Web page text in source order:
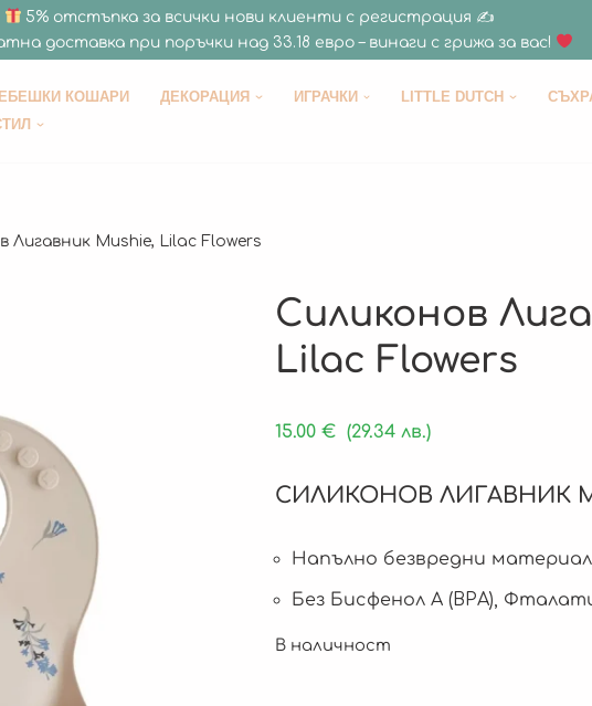
5% отстъпка за всички нови клиенти с регистрация ✍
доставка при поръчки над 33.18 евро – винаги с грижа за вас!
КОШАРИ ДЕКОРАЦИЯ ИГРАЧКИ LITTLE DUTCH
Лигавник Mushie, Lilac Flowers
Силиконов
Lilac Flowers
15.00 € (29.34 лв.)
СИЛИКОНОВ ЛИГАВНИК
Напълно безвредни
Без Бисфенол А (BPA),
В наличност